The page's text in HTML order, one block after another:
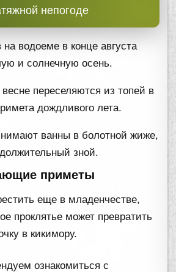
непогоде
водоеме в конце августа
и солнечную осень.
переселяются из топей в
дождливого лета.
ванны в болотной жиже,
зной.
приметы
еще в младенчестве,
проклятье может превратить
в кикимору.
ознакомиться с